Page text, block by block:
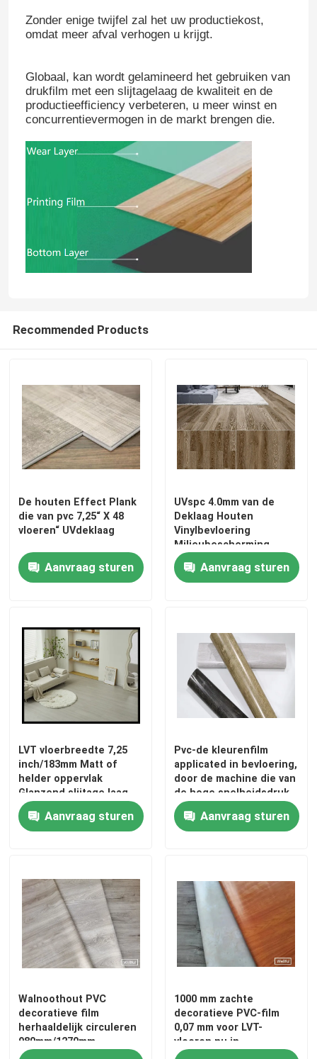
Home
Products
Factory Tour
Quality Control
Request A Quote
De decoratieve film van pvc
Pvc-Drukfilm
Pvc lamineerde Film
Zonder enige twijfel zal het uw productiekost,
omdat meer afval verhogen u krijgt.
Globaal, kan wordt gelamineerd het gebruiken van
drukfilm met een slijtagelaag de kwaliteit en de
productieefficiency verbeteren, u meer winst en
concurrentievermogen in de markt brengen die.
Recommended Products
De houten Effect Plank
die van pvc 7,25“ X 48
vloeren“ UVdeklaag
Aanvraag sturen
UVspc 4.0mm van de
Deklaag Houten
Vinylbevloering
Milieubescherming
Aanvraag sturen
LVT vloerbreedte 7,25
inch/183mm Matt of
helder oppervlak
Glanzend slijtage laag
Bovenlaag
Aanvraag sturen
Pvc-de kleurenfilm
applicated in bevloering,
door de machine die van
de hoge snelheidsdruk
wordt gemaakt
Aanvraag sturen
Walnoothout PVC
decoratieve film
herhaaldelijk circuleren
980mm/1270mm
1000 mm zachte
decoratieve PVC-film
0,07 mm voor LVT-
vloeren nu in
rollenverpakking